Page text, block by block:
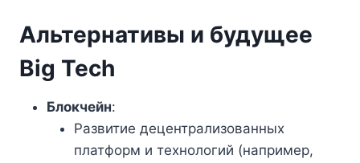
Альтернативы и будущее
Big Tech
Блокчейн:
Развитие децентрализованных
платформ и технологий (например,